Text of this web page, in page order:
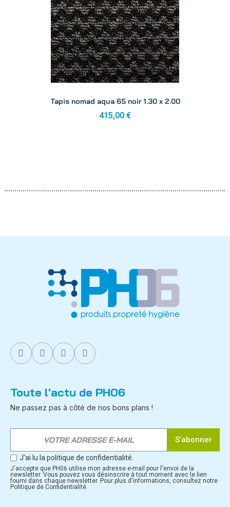
Tapis nomad aqua 65 noir 1.30 x 2.00
415,00 €
Toute l'actu de PH06
Ne passez pas à côté de nos bons plans !
S’abonner
J'ai lu la politique de confidentialité.
J'accepte que PH06 utilise mon adresse e-mail pour l'envoi de la
newsletter. Vous pouvez vous désinscrire à tout moment avec le lien
fourni dans chaque newsletter. Pour plus d'informations, consultez notre
Politique de Confidentialité.